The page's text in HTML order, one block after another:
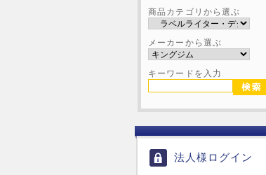
商品カテゴリから選ぶ
メーカーから選ぶ
キーワードを入力
法人様ログイン